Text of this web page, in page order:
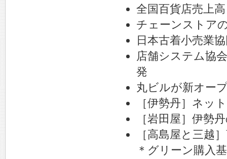
全国百貨店売上
チェーンストア
日本古着小売業
店舗システム協
発
丸ビルが新オー
［伊勢丹］ネッ
［岩田屋］伊勢
［高島屋と三越
＊グリーン購入